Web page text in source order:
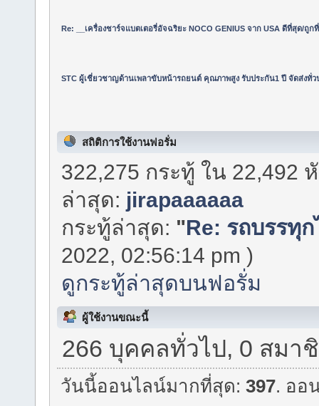
Re: __เครื่องชาร์จแบตเตอรี่อัจฉริยะ NOCO GENIUS จาก USA ดีที่สุด/ถูก
STC ผู้เชี่ยวชาญด้านเพลาขับหน้ารถยนต์ คุณภาพสูง รับประกัน1 ปี จัดส่งทั่ว
สถิติการใช้งานฟอรั่ม
322,275 กระทู้ ใน 22,492
ล่าสุด: jirapaaaaaa
กระทู้ล่าสุด: "Re: รถบรรทุ
2022, 02:56:14 pm )
ดูกระทู้ล่าสุดบนฟอรั่ม
ผู้ใช้งานขณะนี้
266 บุคคลทั่วไป, 0 สมา
วันนี้ออนไลน์มากที่สุด:397. ออ